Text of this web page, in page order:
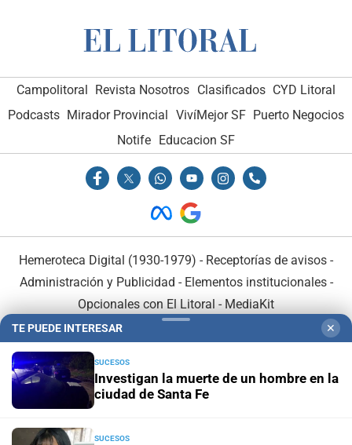
Campolitoral Revista Nosotros Clasificados CYD Litoral
Podcasts Mirador Provincial VivíMejor SF Puerto Negocios
Notife Educacion SF
Hemeroteca Digital (1930-1979) - Receptorías de avisos -
Administración y Publicidad - Elementos institucionales-
Opcionales con El Litoral - MediaKit
TE PUEDE INTERESAR ✕
SUCESOS
Investigan la muerte de un hombre en la
ciudad de Santa Fe
SUCESOS